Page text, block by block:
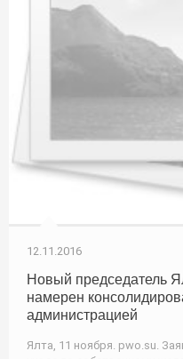
12.11.2016
Новый председатель
намерен
администрацией
Ялта, 11 ноября. pwo.su.